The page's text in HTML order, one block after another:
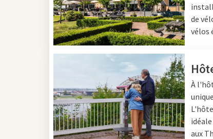
autres, des pains
de café, thé et jus
Pour les groupes
nombreuses
toujours une
Brunch
Ceux qui
de
vélos
À
aux